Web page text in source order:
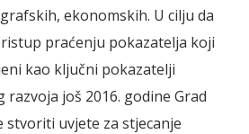
ekonomskih. U cilju da
praćenju pokazatelja koji
kao ključni pokazatelji
još 2016. godine Grad
stvoriti uvjete za stjecanje